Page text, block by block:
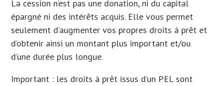
La cession n’est pas une donation, ni du capital
épargné ni des intérêts acquis. Elle vous permet
seulement d’augmenter vos propres droits à prêt et
d’obtenir ainsi un montant plus important et/ou
d’une durée plus longue.
Important : les droits à prêt issus d’un PEL sont